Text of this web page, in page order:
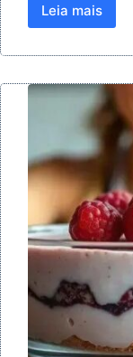
Leia mais
Descubra
4
açaí
para
atletas